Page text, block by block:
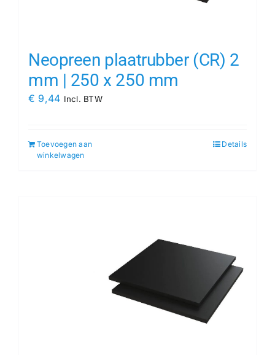
Neopreen plaatrubber (CR) 2
mm | 250 x 250 mm
€ 9,44 Incl. BTW
Toevoegen aan
winkelwagen
Details